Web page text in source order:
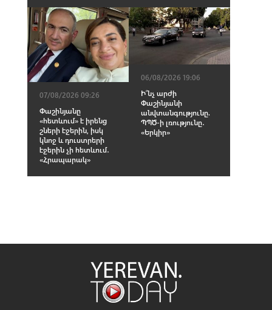
07/08/2026 09:26
Փաշինյանը
«հետևում» է իրենց
շների էջերին, իսկ
կնոջ և դուստրերի
էջերին չի հետևում․
«Հրապարակ»
06/08/2026 19:06
Ի՞նչ արժի
Փաշինյանի
անվտանգությունը.
ՊՊԾ-ի լռությունը․
«Երկիր»